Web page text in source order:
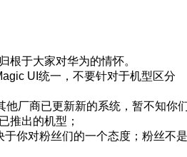
根于大家对华为的情怀。
UI统一，不要针对于机型区分
他厂商已更新新的系统，暂不知你
推出的机型；
你对粉丝们的一个态度；粉丝不是